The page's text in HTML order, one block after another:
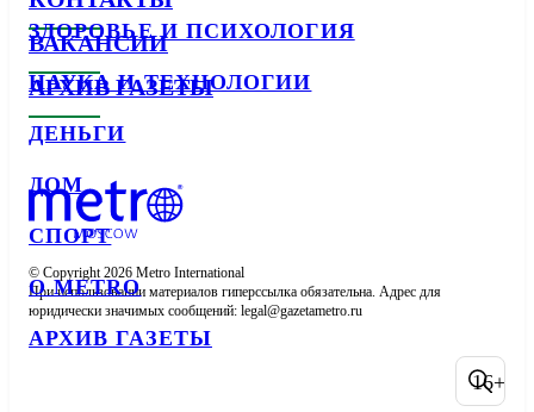
ЗДОРОВЬЕ И ПСИХОЛОГИЯ
НАУКА И ТЕХНОЛОГИИ
ДЕНЬГИ
ДОМ
СПОРТ
О METRO
АРХИВ ГАЗЕТЫ
ВАКАНСИИ
АРХИВ ГАЗЕТЫ
© Copyright 2026 Metro International
При использовании материалов гиперссылка обязательна. Адрес для
юридически значимых сообщений:
16+